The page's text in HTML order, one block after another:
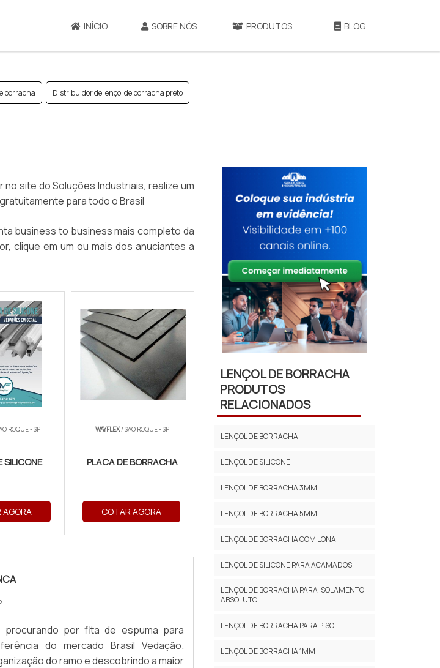
INÍCIO SOBRE NÓS PRODUTOS BLOG
borracha Distribuidor de lençol de borracha preto
site do Soluções Industriais, realize um
para todo o Brasil
business to business mais completo da
clique em um ou mais dos anuciantes a
ROQUE - SP
SILICONE
AGORA
WAYFLEX/ SÃO ROQUE - SP
PLACA DE BORRACHA
COTAR AGORA
por fita de espuma para
do mercado Brasil Vedação.
do ramo e descobrindo a maior
LENÇOL DE BORRACHA
PRODUTOS
RELACIONADOS
LENÇOL DE BORRACHA
LENÇOL DE SILICONE
LENÇOL DE BORRACHA 3MM
LENÇOL DE BORRACHA 5MM
LENÇOL DE BORRACHA COM LONA
LENÇOL DE SILICONE PARA ACAMADOS
LENÇOL DE BORRACHA PARA ISOLAMENTO
ABSOLUTO
LENÇOL DE BORRACHA PARA PISO
LENÇOL DE BORRACHA 1MM